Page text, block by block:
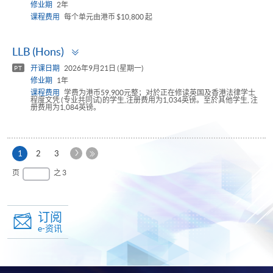
修业期
2年
课程费用
每个单元由港币 $10,800 起
LLB (Hons)
PT 开课日期
2026年9月21日 (星期一)
修业期
1年
课程费用
学费为港币59,900元整；对於正在修读英国及香港法律学士
程度文凭 (专业共同试)的学生,注册费用为1,034英镑。至於其他学生, 注
册费用为1,084英镑。
1 本
页
2 3
下
页 之 3
订阅
e-资讯